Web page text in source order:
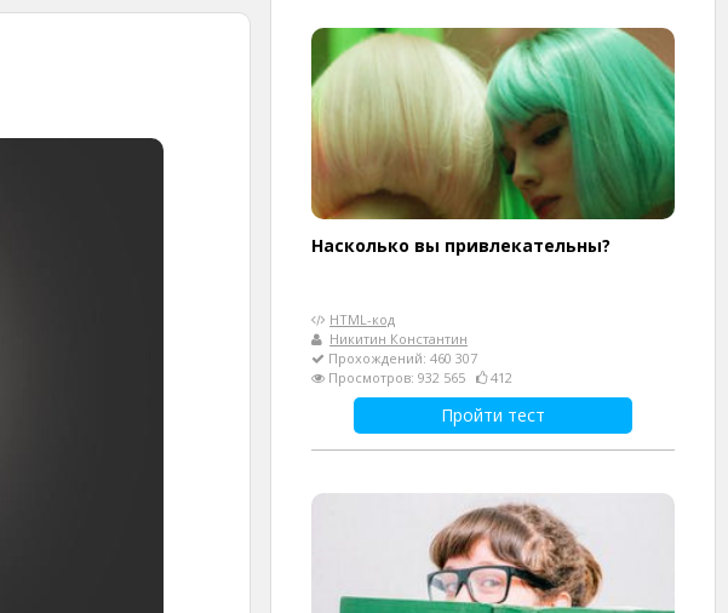
Насколько вы привлекательны?
HTML-код
Никитин Константин
Прохождений: 460 307
Просмотров: 932 565
412
Пройти тест